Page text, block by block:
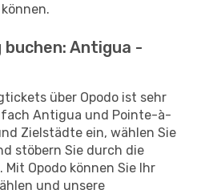
buchen: Antigua -
über Opodo ist sehr
Antigua und Pointe-à-
Zielstädte ein, wählen Sie
stöbern Sie durch die
Opodo können Sie Ihr
und unsere